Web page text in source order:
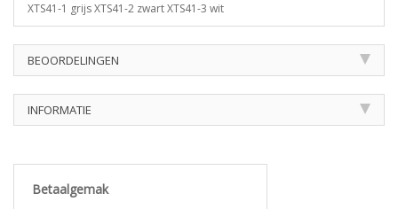
XTS41-1 grijs XTS41-2 zwart XTS41-3 wit
BEOORDELINGEN
INFORMATIE
Betaalgemak